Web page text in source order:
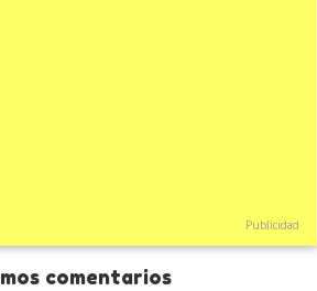
Publicidad
comentarios